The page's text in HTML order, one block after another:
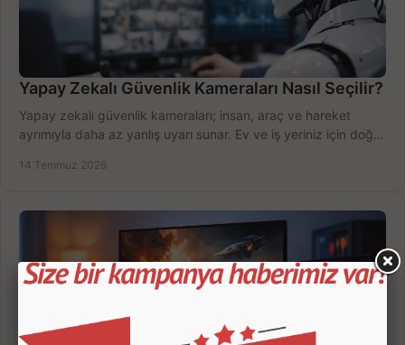
Yapay Zekalı Güvenlik Kameraları Nasıl Seçilir?
Yapay zekalı güvenlik kameraları; insan, araç ve hareket
ayrımıyla daha az yanlış uyarı sunar. Ev ve iş yeriniz için doğru
14 Temmuz 2026